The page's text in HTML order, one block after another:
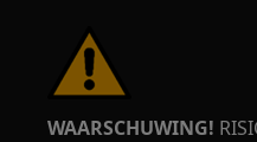
WAARSCHUWING!